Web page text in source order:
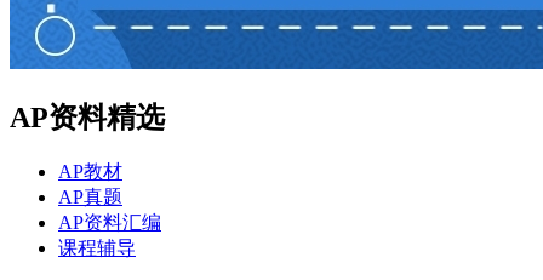
AP资料精选
AP教材
AP真题
AP资料汇编
课程辅导